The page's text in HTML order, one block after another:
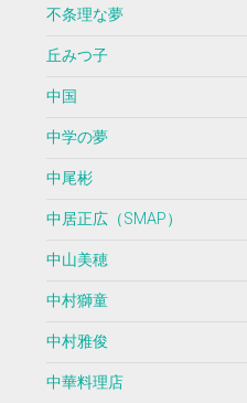
不条理な夢
丘みつ子
中国
中学の夢
中尾彬
中居正広（SMAP）
中山美穂
中村獅童
中村雅俊
中華料理店